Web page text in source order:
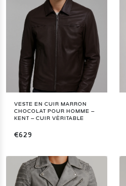
VESTE EN CUIR MARRON
CHOCOLAT POUR HOMME –
KENT – CUIR VÉRITABLE
€629